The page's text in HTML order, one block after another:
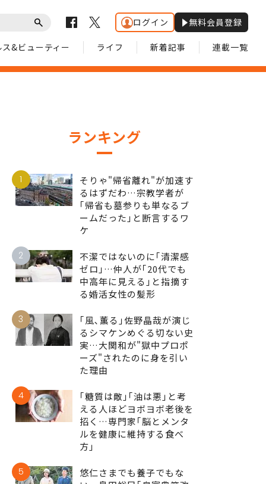
ログイン 無料会員登録
ス&ビューティー ライフ 新着記事 連載一覧
ランキング
1
そりゃ"帰省離れ"が加速す
るはずだわ…宗教学者が
｢帰省も墓参りも単なるブ
ームだった｣と断言するワ
ケ
2
不潔ではないのに｢清潔感
ゼロ｣…仲人が｢20代でも
中高年に見える｣と指摘す
る婚活女性の髪形
3
｢風､薫る｣佐野晶哉が演じ
るシマケンめぐる切ない史
実…大関和が"獄中プロポ
ーズ"されたのに身を引い
た理由
4
｢糖質は敵｣｢油は悪｣と考
える人ほどヨボヨボ老後を
招く…専門家｢脳とメンタ
ルを健康に維持する食べ
方｣
5
悠仁さまでも養子でもな